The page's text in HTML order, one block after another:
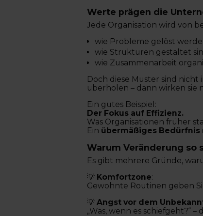
Werte prägen die
Jede Organisation wird von
wie Probleme gelöst
wie Strukturen gestaltet
wie Zusammenarbeit
Doch diese Muster sind nicht
überholen – dann wirken sie
Ein gutes Beispiel:
Der Fokus auf Effizienz.
Was Organisationen früher
Ein übermäßiges Bedürfnis
Warum Veränderung so
Es gibt mehrere Gründe,
💡 Komfortzone:
Gewohnte Routinen geben
💡Angst vor dem
„Was, wenn es schiefgeht?“